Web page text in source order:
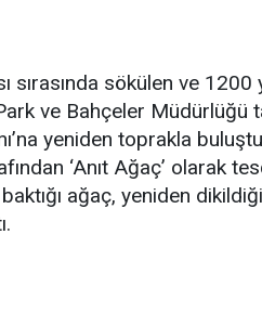
sırasında sökülen ve
ve Bahçeler Müdürlüğü
yeniden toprakla
‘Anıt Ağaç’ olarak
ağaç, yeniden